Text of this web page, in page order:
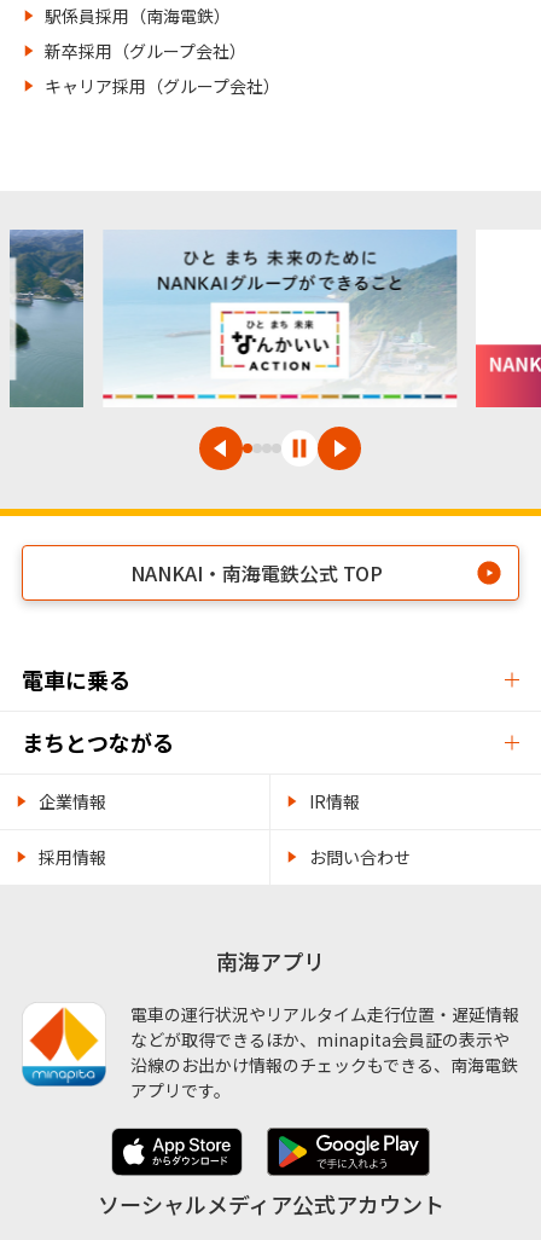
駅係員採用（南海電鉄）
新卒採用（グループ会社）
キャリア採用（グループ会社）
NANKAI・南海電鉄公式 TOP
電車に乗る
まちとつながる
企業情報 IR情報
採用情報 お問い合わせ
南海アプリ
電車の運行状況やリアルタイム走行位置・遅延情報
などが取得できるほか、minapita会員証の表示や
沿線のお出かけ情報のチェックもできる、南海電鉄
アプリです。
ソーシャルメディア公式アカウント